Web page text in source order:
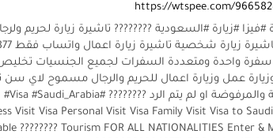
https://wtspee.com/
#تاشيرة‬⁩ #فيزا ⁧‫#زيارة‬⁩ ⁧‫#السعودية‬⁩ ????????
واحدة ومتعددة السفرات لجميع الجنسيات تخليص
وزيارة عمل وزيارة اعمال للحريم والرجال مسموح لاي سن